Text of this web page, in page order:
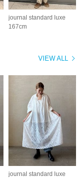
journal standard luxe
167cm
VIEW ALL
journal standard luxe